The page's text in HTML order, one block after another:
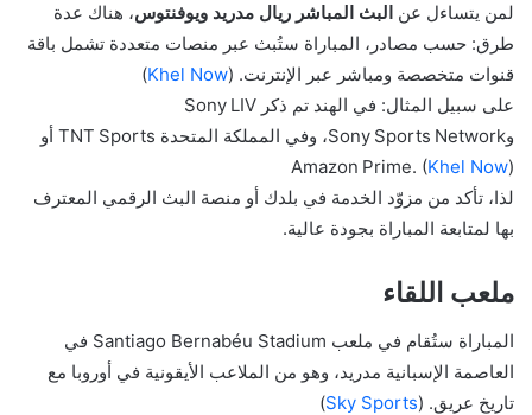
لمن يتساءل عن البث المباشر ريال مدريد ويوفنتوس، هناك عدة
طرق: حسب مصادر، المباراة ستُبث عبر منصات متعددة تشمل باقة
قنوات متخصصة ومباشر عبر الإنترنت. (Khel Now
)
على سبيل المثال: في الهند تم ذكر Sony LIV
وSony Sports Network، وفي المملكة المتحدة TNT Sports أو
Amazon Prime. (Khel Now)
لذا، تأكد من مزوّد الخدمة في بلدك أو منصة البث الرقمي المعترف
بها لمتابعة المباراة بجودة عالية.
ملعب اللقاء
المباراة ستُقام في ملعب Santiago Bernabéu Stadium في
العاصمة الإسبانية مدريد، وهو من الملاعب الأيقونية في أوروبا مع
تاريخ ‎عريق. (
Sky Sports
)